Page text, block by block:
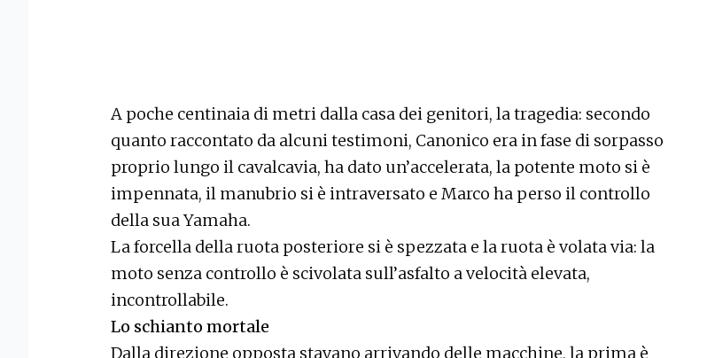
A poche centinaia di metri dalla casa dei genitori, la tragedia: secondo
quanto raccontato da alcuni testimoni, Canonico era in fase di sorpasso
proprio lungo il cavalcavia, ha dato un’accelerata, la potente moto si è
impennata, il manubrio si è intraversato e Marco ha perso il controllo
della sua Yamaha.
La forcella della ruota posteriore si è spezzata e la ruota è volata via: la
moto senza controllo è scivolata sull’asfalto a velocità elevata,
incontrollabile.
Lo schianto mortale
Dalla direzione opposta stavano arrivando delle macchine, la prima è